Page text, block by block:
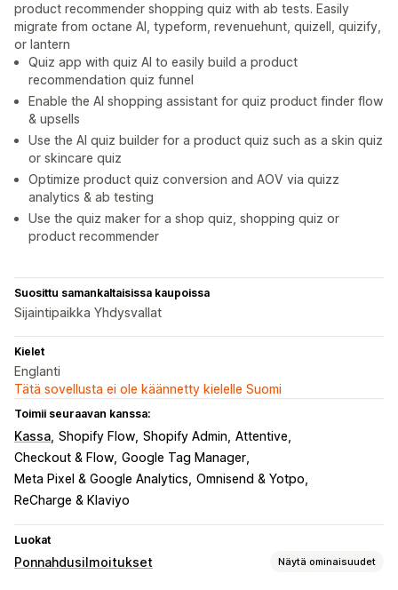
product recommender shopping quiz with ab tests. Easily
migrate from octane AI, typeform, revenuehunt, quizell, quizify,
or lantern
Quiz app with quiz AI to easily build a product
recommendation quiz funnel
Enable the AI shopping assistant for quiz product finder flow
& upsells
Use the AI quiz builder for a product quiz such as a skin quiz
or skincare quiz
Optimize product quiz conversion and AOV via quizz
analytics & ab testing
Use the quiz maker for a shop quiz, shopping quiz or
product recommender
Suosittu samankaltaisissa kaupoissa
Sijaintipaikka Yhdysvallat
Kielet
Englanti
Tätä sovellusta ei ole käännetty kielelle Suomi
Toimii seuraavan kanssa:
Kassa Shopify Flow Shopify Admin Attentive
Checkout & Flow Google Tag Manager
Meta Pixel & Google Analytics Omnisend & Yotpo
ReCharge & Klaviyo
Luokat
Ponnahdusilmoitukset Näytä ominaisuudet